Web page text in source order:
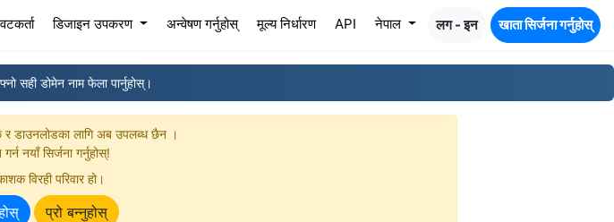
(current)
डिजाइन उपकरण अन्वेषण गर्नुहोस् मूल्य निर्धारण API नेपाल लग - इन खाता सिर्जना गर्नुहोस्
सही डोमेन नाम फेला पार्नुहोस्।
छ र डाउनलोडका लागि अब उपलब्ध छैन ।
नयाँ सिर्जना गर्नुहोस्!
विरही परिवार हो।
प्रो बन्नुहोस्